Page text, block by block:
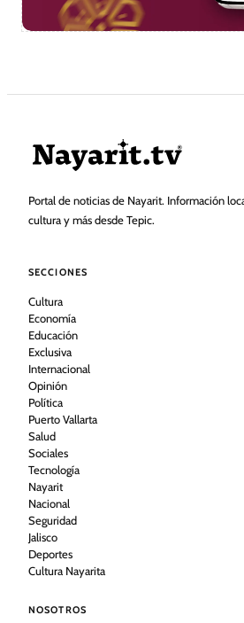
Portal de noticias de Nayarit. Información
cultura y más desde Tepic.
SECCIONES
Cultura
Economía
Educación
Exclusiva
Internacional
Opinión
Política
Puerto Vallarta
Salud
Sociales
Tecnología
Nayarit
Nacional
Seguridad
Jalisco
Deportes
Cultura Nayarita
NOSOTROS